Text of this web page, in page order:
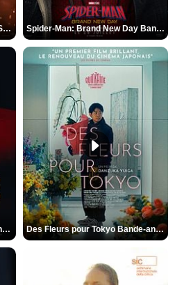
L'Odyssée Bande-annonce VO STFR Spider-Man: Brand New Day Bande-annonce VO STFR
Les Silences de Riyad Bande-annonce VO STFR Des Fleurs pour Tokyo Bande-annonce VO STFR